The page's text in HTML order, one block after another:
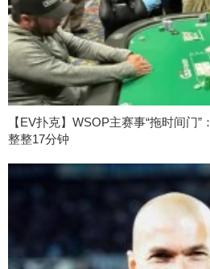
【EV扑克】WSOP主赛事“拖时间门
整整17分钟